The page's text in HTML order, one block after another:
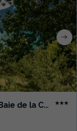
Camping Vacances André Trigano - Baie de la Chapelle ★★★